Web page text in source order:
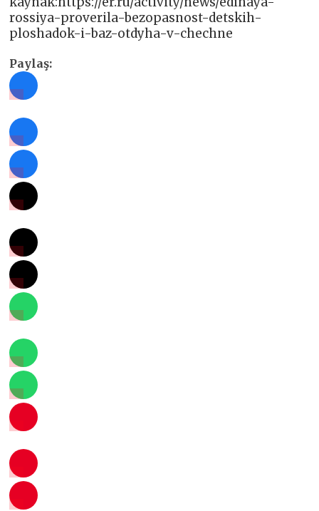
rossiya-proverila-bezopasnost-detskih-
ploshadok-i-baz-otdyha-v-chechne
Paylaş: